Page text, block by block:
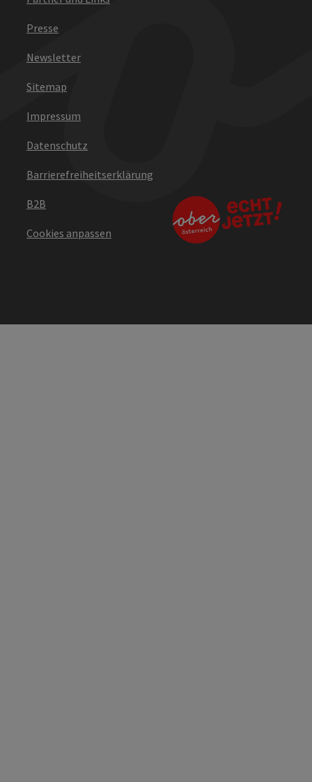
Presse
Newsletter
Sitemap
Impressum
Datenschutz
Barrierefreiheitserklärung
B2B
Cookies anpassen